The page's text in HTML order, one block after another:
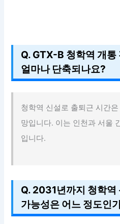
Q. GTX-B 청학역 개통
얼마나 단축되나요?
청학역 신설로 출퇴근 시간
망입니다. 이는 인천과 서울
입니다.
Q. 2031년까지 청학역
가능성은 어느 정도인